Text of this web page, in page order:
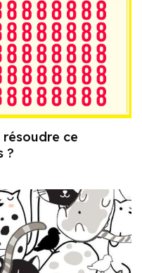
résoudre ce
?